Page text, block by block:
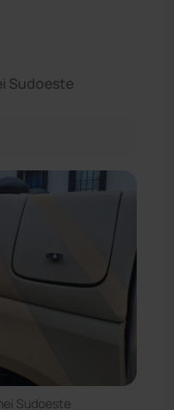
Sudoeste
Sudoeste